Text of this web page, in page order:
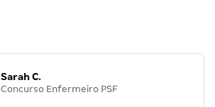
Sarah C.
Concurso Enfermeiro PSF